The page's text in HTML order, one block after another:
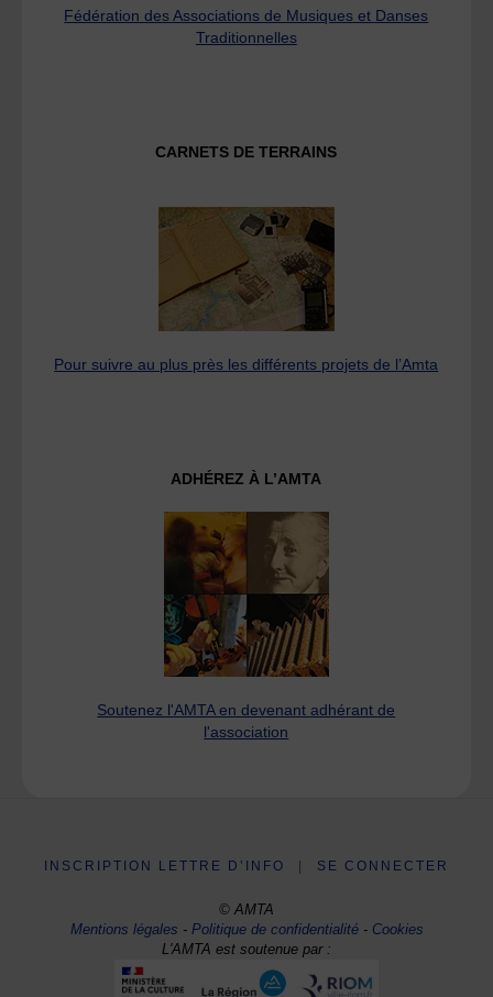
Fédération des Associations de Musiques et Danses
Traditionnelles
CARNETS DE TERRAINS
Pour suivre au plus près les différents projets de l’Amta
ADHÉREZ À L’AMTA
Soutenez l'AMTA en devenant adhérant de
l'association
INSCRIPTION LETTRE D’INFO SE CONNECTER
© AMTA
Mentions légales -Politique de confidentialité- Cookies
L'AMTA est soutenue par :